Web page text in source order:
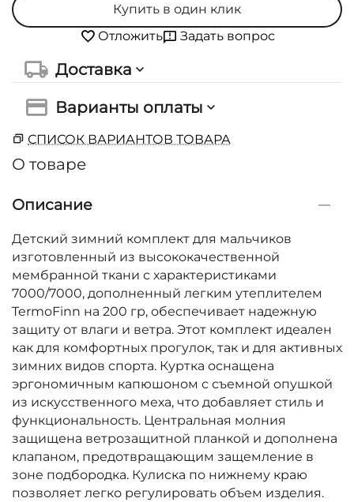
Купить в один клик
Отложить
Задать вопрос
Доставка
Варианты оплаты
СПИСОК ВАРИАНТОВ ТОВАРА
О товаре
Описание
Детский зимний комплект для мальчиков
изготовленный из высококачественной
мембранной ткани с характеристиками
7000/7000, дополненный легким утеплителем
TermoFinn на 200 гр, обеспечивает надежную
защиту от влаги и ветра. Этот комплект идеален
как для комфортных прогулок, так и для активных
зимних видов спорта. Куртка оснащена
эргономичным капюшоном с съемной опушкой
из искусственного меха, что добавляет стиль и
функциональность. Центральная молния
защищена ветрозащитной планкой и дополнена
клапаном, предотвращающим защемление в
зоне подбородка. Кулиска по нижнему краю
позволяет легко регулировать объем изделия.